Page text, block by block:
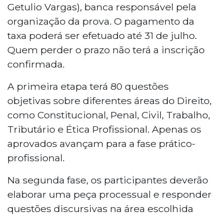
objetivas, será em 6 de setembro, e a segunda,
com peça processual e questões discursivas,
em 18 de outubro. Aprovados na primeira fase
do 46º Exame podem ir direto à segunda etapa
do 47º.
Getulio Vargas), banca responsável pela
organização da prova. O pagamento da
taxa poderá ser efetuado até 31 de julho.
Quem perder o prazo não terá a inscrição
confirmada.
A primeira etapa terá 80 questões
objetivas sobre diferentes áreas do Direito,
como Constitucional, Penal, Civil, Trabalho,
Tributário e Ética Profissional. Apenas os
aprovados avançam para a fase prático-
profissional.
Na segunda fase, os participantes deverão
elaborar uma peça processual e responder
questões discursivas na área escolhida